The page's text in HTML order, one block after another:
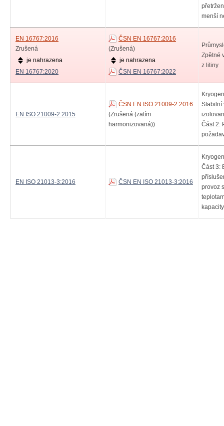
menší
EN 16767:2016
Zrušená
je nahrazena
EN 16767:2020
ČSN EN 16767:2016
(Zrušená)
je nahrazena
ČSN EN 16767:2022
Zpětné
z litiny
EN ISO 21009-2:2015
ČSN EN ISO 21009-2:2016
(Zrušená (zatím
harmonizovaná))
Stabilní
Část 2:
EN ISO 21013-3:2016 ČSN EN ISO 21013-3:2016
Část 3:
provoz